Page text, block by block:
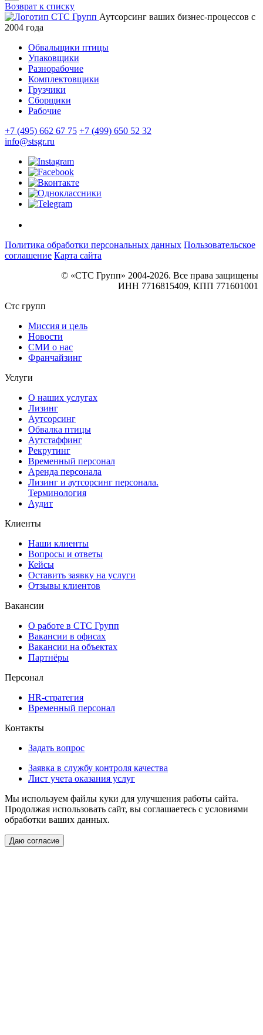
Возврат к списку
Аутсорсинг ваших бизнес-процессов с
2004 года
Обвальщики птицы
Упаковщики
Разнорабочие
Комплектовщики
Грузчики
Сборщики
Рабочие
+7 (495) 662 67 75 +7 (499) 650 52 32
info@stsgr.ru
Политика обработки персональных данных Пользовательское
соглашение Карта сайта
© «СТС Групп» 2004-2026. Все права защищены
ИНН 7716815409, КПП 771601001
Стс групп
Миссия и цель
Новости
СМИ о нас
Франчайзинг
Услуги
О наших услугах
Лизинг
Аутсорсинг
Обвалка птицы
Аутстаффинг
Рекрутинг
Временный персонал
Аренда персонала
Лизинг и аутсорсинг персонала.
Терминология
Аудит
Клиенты
Наши клиенты
Вопросы и ответы
Кейсы
Оставить заявку на услуги
Отзывы клиентов
Вакансии
О работе в СТС Групп
Вакансии в офисах
Вакансии на объектах
Партнёры
Персонал
HR-стратегия
Временный персонал
Контакты
Задать вопрос
Заявка в службу контроля качества
Лист учета оказания услуг
Мы используем файлы куки для улучшения работы сайта.
Продолжая использовать сайт, вы соглашаетесь с условиями
обработки ваших данных.
Даю согласие